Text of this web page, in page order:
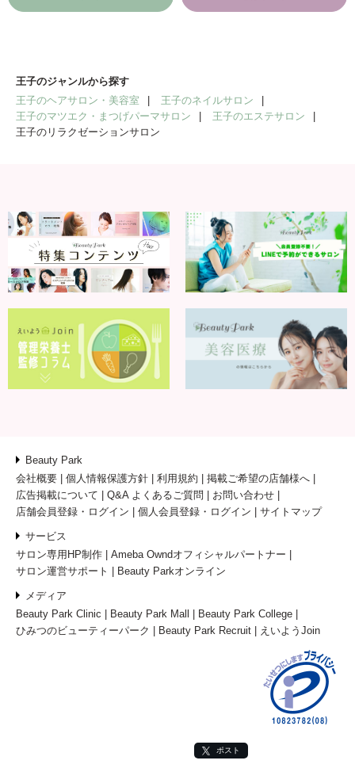
王子のジャンルから探す
王子のヘアサロン・美容室
王子のネイルサロン
王子のマツエク・まつげパーマサロン
王子のエステサロン
王子のリラクゼーションサロン
Beauty Park
会社概要
個人情報保護方針 利用規約
掲載ご希望の店舗様へ
広告掲載について
Q&A よくあるご質問
お問い合わせ
店舗会員登録・ログイン
個人会員登録・ログイン サイトマップ
サービス
サロン専用HP制作
Ameba Owndオフィシャルパートナー
サロン運営サポート
Beauty Parkオンライン
メディア
Beauty Park Clinic
Beauty Park Mall
Beauty Park College
ひみつのビューティーパーク
Beauty Park Recruit えいようJoin
ポスト